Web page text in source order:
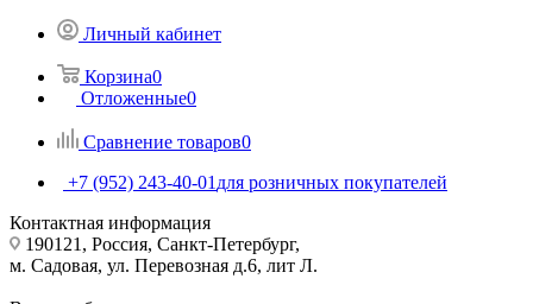
Личный кабинет
Корзина0
Отложенные0
Сравнение товаров0
+7 (952) 243-40-01 для розничных покупателей
Контактная информация
190121, Россия, Санкт-Петербург,
м. Садовая, ул. Перевозная д.6, лит Л.